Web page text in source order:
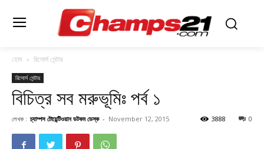
হোম রিসোর্স সেন্টার
রিসোর্স সেন্টার
বিচিত্র সব মরুভূমিঃ পর্ব ১
লেখক : চ্যাম্পস টোয়েন্টিওয়ান ডটকম ডেস্ক - November 12, 2015 0
3888